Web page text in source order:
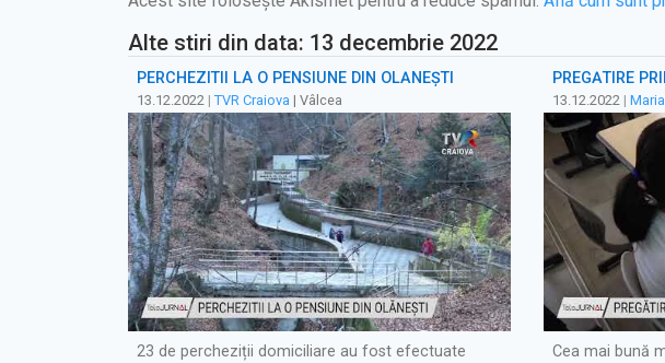
Alte stiri din data: 13 decembrie 2022
PERCHEZITII LA O PENSIUNE DIN OLĂNEȘTI
13.12.2022 | TVR Craiova | Vâlcea
23 de percheziții domiciliare au fost efectuate
PREGĂTIRE
13.12.2022 |
Cea mai bună